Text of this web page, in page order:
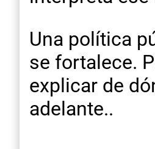
Una política
se fortalece.
explicar de
adelante..